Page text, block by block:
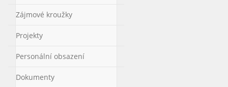
Zájmové kroužky
Projekty
Personální obsazení
Dokumenty